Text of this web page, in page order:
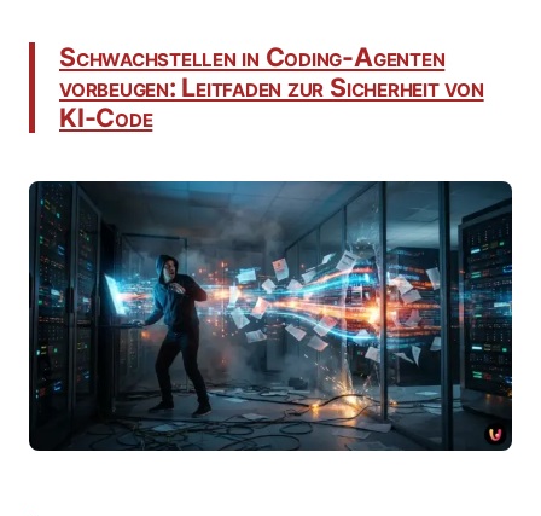
Schwachstellen in Coding-Agenten
vorbeugen: Leitfaden zur Sicherheit von
KI-Code